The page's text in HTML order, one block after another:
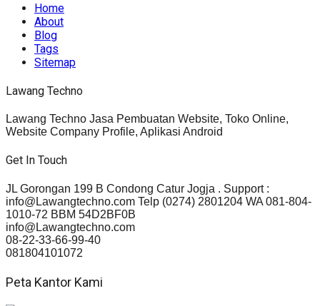
Home
About
Blog
Tags
Sitemap
Lawang Techno
Lawang Techno Jasa Pembuatan Website, Toko Online,
Website Company Profile, Aplikasi Android
Get In Touch
JL Gorongan 199 B Condong Catur Jogja . Support :
info@Lawangtechno.com Telp (0274) 2801204 WA 081-804-
1010-72 BBM 54D2BF0B
info@Lawangtechno.com
08-22-33-66-99-40
081804101072
Peta Kantor Kami